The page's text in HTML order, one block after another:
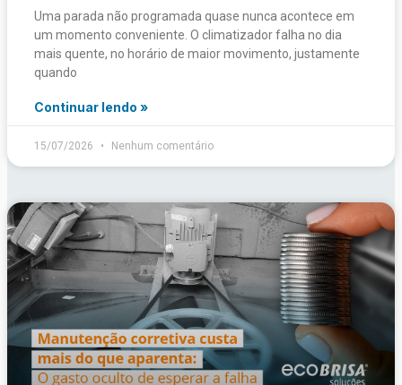
Uma parada não programada quase nunca acontece em
um momento conveniente. O climatizador falha no dia
mais quente, no horário de maior movimento, justamente
quando
Continuar lendo »
15/07/2026 Nenhum comentário